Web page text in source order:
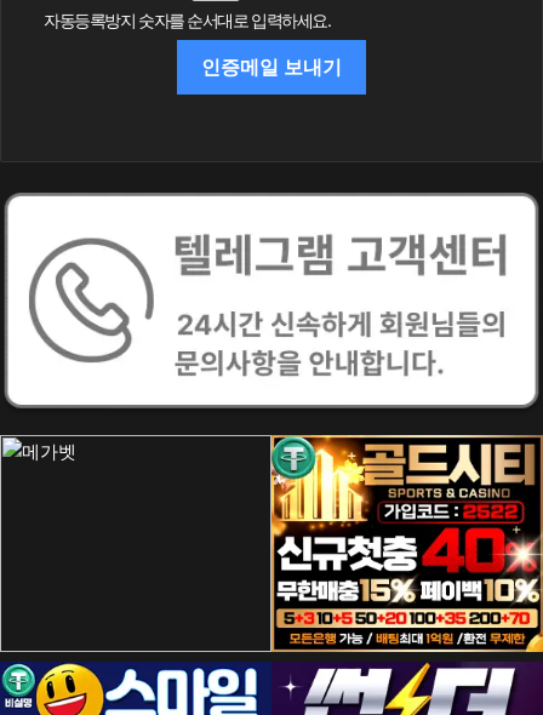
자동등록방지 숫자를 순서대로 입력하세요.
인증메일 보내기